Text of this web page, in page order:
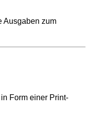
Ausgaben zum
Form einer Print-